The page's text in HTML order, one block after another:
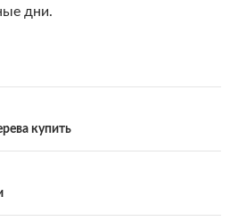
дни.
купить